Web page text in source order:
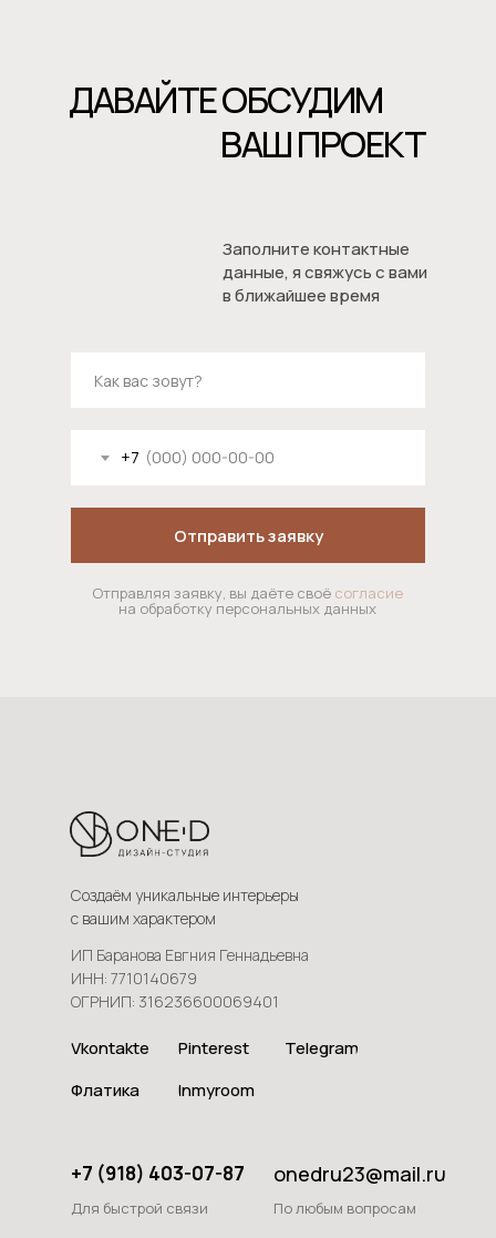
Отправляя заявку, вы даёте своё согласие
на обработку персональных данных
Заполните контактные
данные, я свяжусь с вами
в ближайшее время
ВАШ ПРОЕКТ
ДАВАЙТЕ ОБСУДИМ
+7
Отправить заявку
Telegram
Pinterest
Inmyroom
Флатика
Vkontakte
+7 (918) 403-07-87 onedru23@mail.ru
Портфолио
ИП Баранова Евгния Геннадьевна
ИНН: 7710140679
ОГРНИП: 316236600069401
Создаём уникальные интерьеры
с вашим характером
Для быстрой связи По любым вопросам
АДРЕС